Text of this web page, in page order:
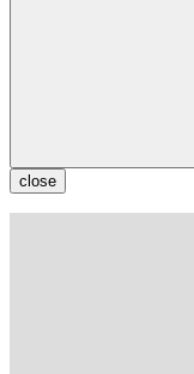
close